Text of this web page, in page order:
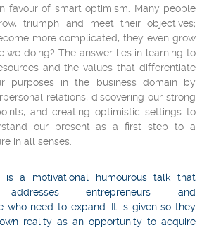
favour of smart optimism. Many people
triumph and meet their objectives;
more complicated, they even grow
we doing? The answer lies in learning to
and the values that differentiate
purposes in the business domain by
relations, discovering our strong
and creating optimistic settings to
our present as a first step to a
in all senses.
is a motivational humourous talk that
addresses entrepreneurs and
who need to expand. It is given so they
reality as an opportunity to acquire